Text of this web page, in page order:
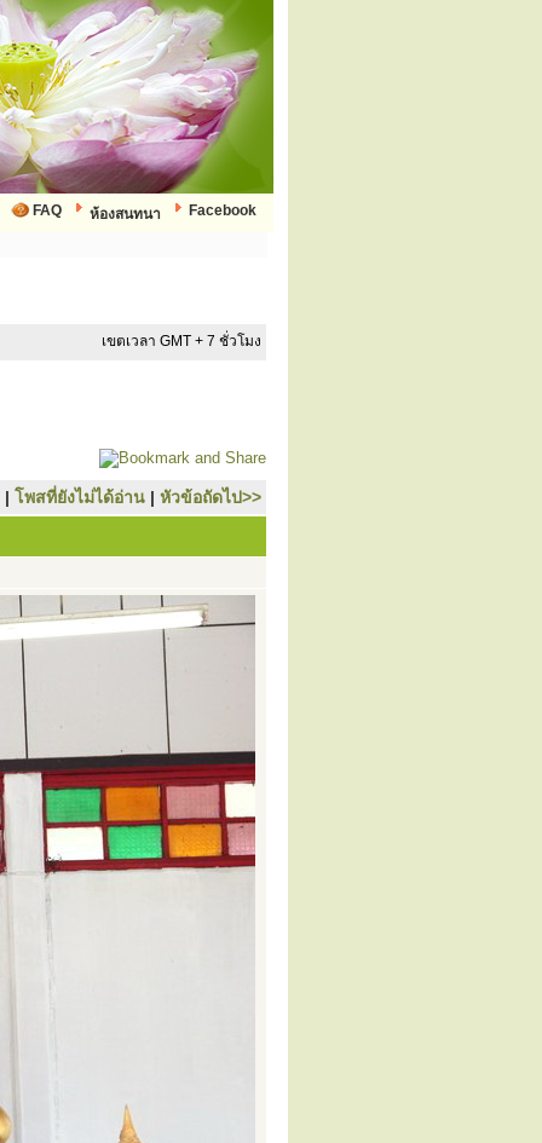
Facebook
ห้องสนทนา
FAQ
เขตเวลา GMT + 7 ชั่วโมง
| โพสที่ยังไม่ได้อ่าน | หัวข้อถัดไป>>